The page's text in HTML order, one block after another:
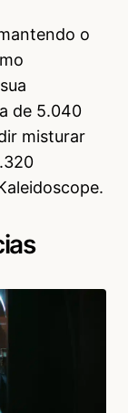
o
de 5.040
misturar